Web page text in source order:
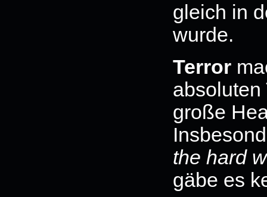
gleich in
wurde.
Terror
absoluten
große
the hard
gäbe es